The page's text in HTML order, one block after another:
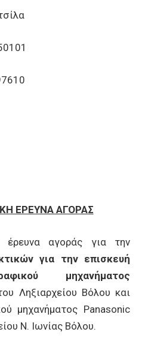
ΕΡΕΥΝΑ ΑΓΟΡΑΣ
αγοράς για την
για την επισκευή
μηχανήματος
Ληξιαρχείου Βόλου και
μηχανήματος Panasonic
Ν. Ιωνίας Βόλου.